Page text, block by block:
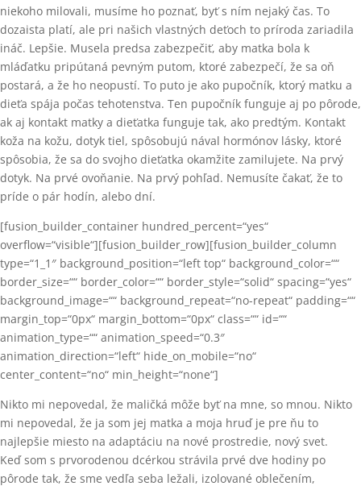
niekoho milovali, musíme ho poznať, byť s ním nejaký čas. To
dozaista platí, ale pri našich vlastných deťoch to príroda zariadila
ináč. Lepšie. Musela predsa zabezpečiť, aby matka bola k
mláďatku pripútaná pevným putom, ktoré zabezpečí, že sa oň
postará, a že ho neopustí. To puto je ako pupočník, ktorý matku a
dieťa spája počas tehotenstva. Ten pupočník funguje aj po pôrode,
ak aj kontakt matky a dieťatka funguje tak, ako predtým. Kontakt
koža na kožu, dotyk tiel, spôsobujú nával hormónov lásky, ktoré
spôsobia, že sa do svojho dieťatka okamžite zamilujete. Na prvý
dotyk. Na prvé ovoňanie. Na prvý pohľad. Nemusíte čakať, že to
príde o pár hodín, alebo dní.
[fusion_builder_container hundred_percent=“yes“
overflow=“visible“][fusion_builder_row][fusion_builder_column
type=“1_1″ background_position=“left top“ background_color=““
border_size=““ border_color=““ border_style=“solid“ spacing=“yes“
background_image=““ background_repeat=“no-repeat“ padding=““
margin_top=“0px“ margin_bottom=“0px“ class=““ id=““
animation_type=““ animation_speed=“0.3″
animation_direction=“left“ hide_on_mobile=“no“
center_content=“no“ min_height=“none“]
Nikto mi nepovedal, že maličká môže byť na mne, so mnou. Nikto
mi nepovedal, že ja som jej matka a moja hruď je pre ňu to
najlepšie miesto na adaptáciu na nové prostredie, nový svet.
Keď som s prvorodenou dcérkou strávila prvé dve hodiny po
pôrode tak, že sme vedľa seba ležali, izolované oblečením,